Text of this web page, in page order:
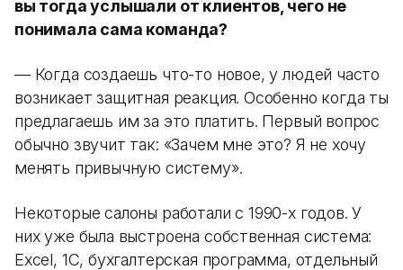
вы тогда услышали от клиентов, чего не
понимала сама команда?
— Когда создаешь что-то новое, у людей часто
возникает защитная реакция. Особенно когда ты
предлагаешь им за это платить. Первый вопрос
обычно звучит так: «Зачем мне это? Я не хочу
менять привычную систему».
Некоторые салоны работали с 1990-х годов. У
них уже была выстроена собственная система:
Excel, 1С, бухгалтерская программа, отдельный